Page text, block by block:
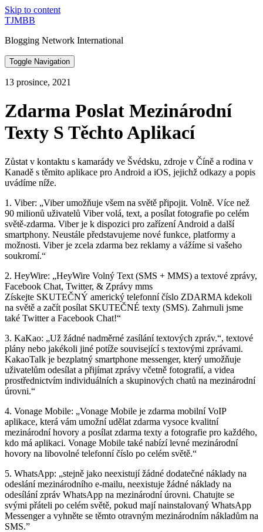
Skip to content
TJMBB
Blogging Network International
Toggle Navigation
13 prosince, 2021
Zdarma Poslat Mezinárodní
Texty S Těchto Aplikací
Zůstat v kontaktu s kamarády ve Švédsku, zdroje v Číně a rodina v
Kanadě s těmito aplikace pro Android a iOS, jejichž odkazy a popis
uvádíme níže.
1. Viber: „Viber umožňuje všem na světě připojit. Volně. Více než
90 milionů uživatelů Viber volá, text, a posílat fotografie po celém
světě-zdarma. Viber je k dispozici pro zařízení Android a další
smartphony. Neustále představujeme nové funkce, platformy a
možnosti. Viber je zcela zdarma bez reklamy a vážíme si vašeho
soukromí.“
2. HeyWire: „HeyWire Volný Text (SMS + MMS) a textové zprávy,
Facebook Chat, Twitter, & Zprávy mms
Získejte SKUTEČNÝ americký telefonní číslo ZDARMA kdekoli
na světě a začít posílat SKUTEČNÉ texty (SMS). Zahrnuli jsme
také Twitter a Facebook Chat!“
3. KaKao: „Už žádné nadměrné zasílání textových zpráv.“, textové
plány nebo jakékoli jiné potíže související s textovými zprávami.
KakaoTalk je bezplatný smartphone messenger, který umožňuje
uživatelům odesílat a přijímat zprávy včetně fotografií, a videa
prostřednictvím individuálních a skupinových chatů na mezinárodní
úrovni.“
4. Vonage Mobile: „Vonage Mobile je zdarma mobilní VoIP
aplikace, která vám umožní udělat zdarma vysoce kvalitní
mezinárodní hovory a posílat zdarma texty a fotografie pro každého,
kdo má aplikaci. Vonage Mobile také nabízí levné mezinárodní
hovory na libovolné telefonní číslo po celém světě.“
5. WhatsApp: „stejně jako neexistují žádné dodatečné náklady na
odeslání mezinárodního e-mailu, neexistuje žádné náklady na
odesílání zpráv WhatsApp na mezinárodní úrovni. Chatujte se
svými přáteli po celém světě, pokud mají nainstalovaný WhatsApp
Messenger a vyhněte se těmto otravným mezinárodním nákladům na
SMS.”